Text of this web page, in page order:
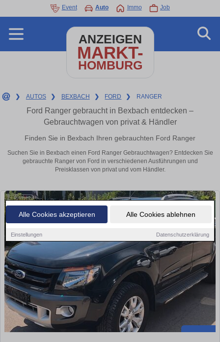
Alle Cookies akzeptieren Alle Cookies ablehnen
Einstellungen Datenschutzerklärung
Event Auto Immo Job
ANZEIGEN
MARKT-
HOMBURG
❯ AUTOS ❯ BEXBACH ❯ FORD ❯ RANGER
Ford Ranger gebraucht in Bexbach entdecken –
Gebrauchtwagen von privat & Händler
Finden Sie in Bexbach Ihren gebrauchten Ford Ranger
Suchen Sie in Bexbach einen Ford Ranger Gebrauchtwagen? Entdecken Sie
gebrauchte Ranger von Ford in verschiedenen Ausführungen und
Preisklassen von privat und vom Händler.